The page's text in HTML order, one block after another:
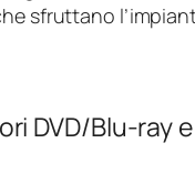
sfruttano
DVD/Blu‑ray